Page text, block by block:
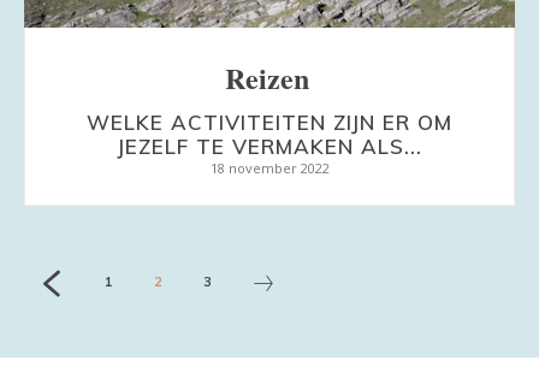
Reizen
WELKE ACTIVITEITEN ZIJN ER OM
JEZELF TE VERMAKEN ALS...
18 november 2022
1 2 3